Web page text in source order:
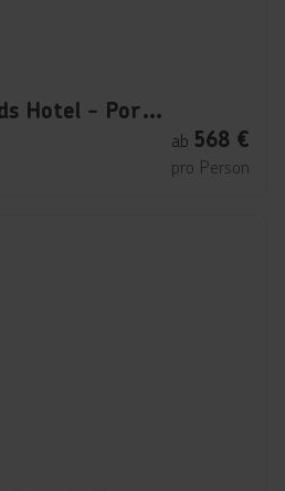
Pickalbatros Sands Hotel - Port Ghalib
ab 568 €
pro Person